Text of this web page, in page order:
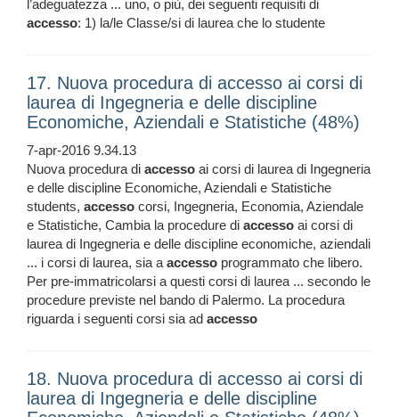
l’adeguatezza ... uno, o più, dei seguenti requisiti di
accesso: 1) la/le Classe/si di laurea che lo studente
17. Nuova procedura di accesso ai corsi di
laurea di Ingegneria e delle discipline
Economiche, Aziendali e Statistiche (48%)
7-apr-2016 9.34.13
Nuova procedura di accesso ai corsi di laurea di Ingegneria
e delle discipline Economiche, Aziendali e Statistiche
students, accesso corsi, Ingegneria, Economia, Aziendale
e Statistiche, Cambia la procedure di accesso ai corsi di
laurea di Ingegneria e delle discipline economiche, aziendali
... i corsi di laurea, sia aaccesso programmato che libero.
Per pre-immatricolarsi a questi corsi di laurea ... secondo le
procedure previste nel bando di Palermo. La procedura
riguarda i seguenti corsi sia ad accesso
18. Nuova procedura di accesso ai corsi di
laurea di Ingegneria e delle discipline